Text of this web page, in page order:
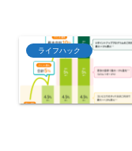
ライフハック